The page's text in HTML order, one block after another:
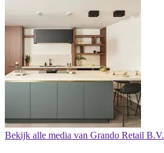
Bekijk alle media van Grando Retail B.V.